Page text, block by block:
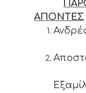
ΑΠΟΝΤΕΣ